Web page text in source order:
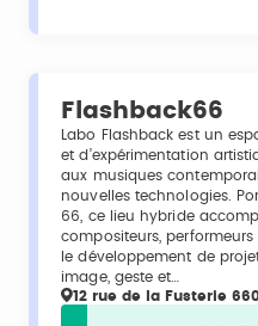
Flashback66
Labo Flashback est un
et d’expérimentation
aux musiques
nouvelles technologies.
66, ce lieu hybride
compositeurs,
le développement de
image, geste et…
12 rue de la Fusterie